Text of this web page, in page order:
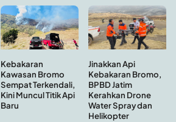
Kebakaran
Kawasan Bromo
Sempat Terkendali,
Kini Muncul Titik Api
Baru
Jinakkan Api
Kebakaran Bromo,
BPBD Jatim
Kerahkan Drone
Water Spray dan
Helikopter